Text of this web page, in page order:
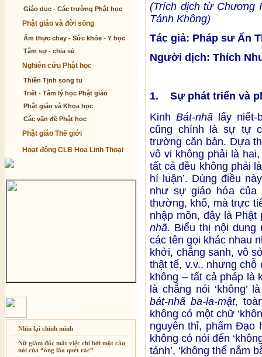
Giáo dục - Các trường Phật học
Phật giáo và đời sống
Ẩm thực chay - Sức khỏe - Y học
Tâm sự - chia sẻ
Nghiên cứu Phật học
Thiền Tịnh song tu
Triết - Tâm lý học Phật giáo
Phật giáo và Khoa học
Các vấn đề Phật học
Phật giáo Thế giới
Hoạt động CLB Hoa Linh Thoại
Nhìn lại chính mình
Nữ giám đốc mất việc chỉ bởi một câu
nói của “ông lão quét rác”
(Trích dịch từ Chương
Tánh Không)
Tác giả: Pháp sư Ấn
Người dịch: Thích
1. Sự phát triển và
Kinh Bát-nhã lấy niết-
cũng chính là sự tự
trường căn bản. Dựa
vô vi không phải là
tất cả đều không phải
hí luận’. Dùng điều
như sự giáo hóa của
thường, khổ, mà trực
nhập môn, đây là
nhã. Biểu thị nội dung
các tên gọi khác nhau
khởi, chẳng sanh, vô
thật tế, v.v., nhưng
không – tất cả pháp là
là chẳng nói ‘không’
bát-nhã ba-la-mật,
không có một chữ
nguyên thỉ, phẩm Đạo
không có nói đến
tánh’, ‘không thể nắm